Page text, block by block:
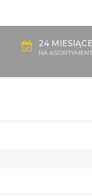
24
NA ASORTYMENT